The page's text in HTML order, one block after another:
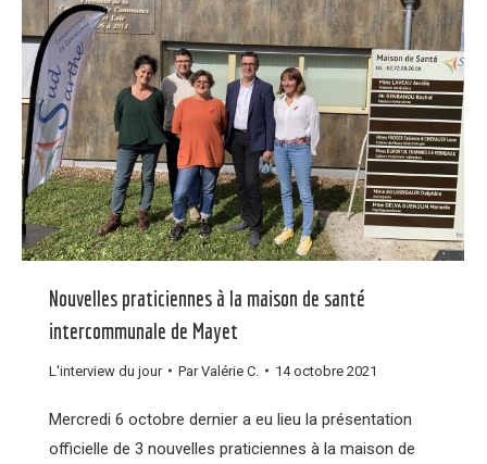
Nouvelles praticiennes à la maison de santé
intercommunale de Mayet
L'interview du jour ParValérie C. 14 octobre 2021
Mercredi 6 octobre dernier a eu lieu la présentation
officielle de 3 nouvelles praticiennes à la maison de